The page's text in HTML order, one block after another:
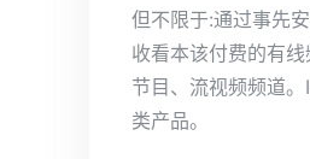
但不限于:通过事先
收看本该付费的有
节目、流视频频道
类产品。